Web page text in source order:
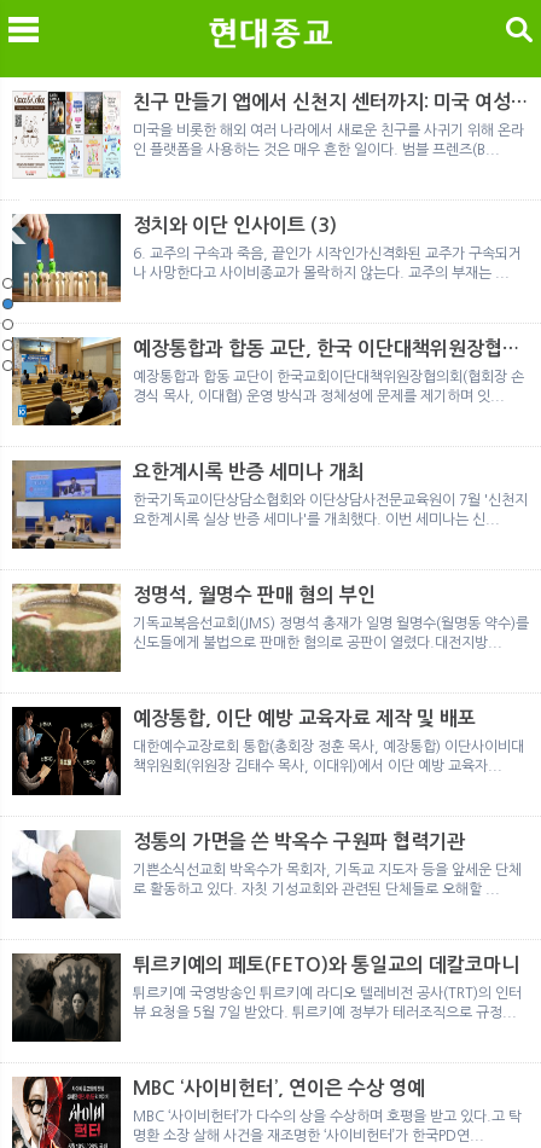
메 검
검색
노르웨이 재판이 남긴 흔적
정통의 가면을 쓴 박옥수 구원파 협력기관
일본 통일교, 해산명령 이후 본격적인 청산 절차 돌입
여호와의 증인 2세와 학교생활
「현대종교」, 주님의교회 민사소송에 승소
노르웨이 재판이 남긴 흔적
정통의 가면을 쓴 박옥수 구원파 협력기관
친구 만들기 앱에서 신천지 센터까지: 미국 여성이
경험한 9개월 포섭의 전 과정
미국을 비롯한 해외 여러 나라에서 새로운 친구를 사귀기 위해 온라
인 플랫폼을 사용하는 것은 매우 흔한 일이다. 범블 프렌즈(B...
정치와 이단 인사이트 (3)
6. 교주의 구속과 죽음, 끝인가 시작인가신격화된 교주가 구속되거
나 사망한다고 사이비종교가 몰락하지 않는다. 교주의 부재는 ...
예장통합과 합동 교단, 한국 이단대책위원장협의
회 탈퇴
예장통합과 합동 교단이 한국교회이단대책위원장협의회(협회장 손
경식 목사, 이대협) 운영 방식과 정체성에 문제를 제기하며 잇...
요한계시록 반증 세미나 개최
한국기독교이단상담소협회와 이단상담사전문교육원이 7월 '신천지
요한계시록 실상 반증 세미나'를 개최했다. 이번 세미나는 신...
정명석, 월명수 판매 혐의 부인
기독교복음선교회(JMS) 정명석 총재가 일명 월명수(월명동 약수)를
신도들에게 불법으로 판매한 혐의로 공판이 열렸다.대전지방...
예장통합, 이단 예방 교육자료 제작 및 배포
대한예수교장로회 통합(총회장 정훈 목사, 예장통합) 이단사이비대
책위원회(위원장 김태수 목사, 이대위)에서 이단 예방 교육자...
정통의 가면을 쓴 박옥수 구원파 협력기관
기쁜소식선교회 박옥수가 목회자, 기독교 지도자 등을 앞세운 단체
로 활동하고 있다. 자칫 기성교회와 관련된 단체들로 오해할 ...
튀르키예의 페토(FETO)와 통일교의 데칼코마니
튀르키예 국영방송인 튀르키예 라디오 텔레비전 공사(TRT)의 인터
뷰 요청을 5월 7일 받았다. 튀르키예 정부가 테러조직으로 규정...
MBC ‘사이비헌터’, 연이은 수상 영예
MBC ‘사이비헌터’가 다수의 상을 수상하며 호평을 받고 있다.고 탁
명환 소장 살해 사건을 재조명한 ‘사이비헌터’가 한국PD연...